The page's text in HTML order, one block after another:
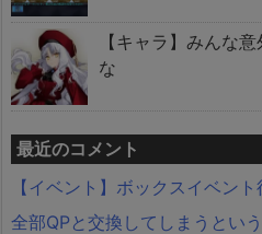
【キャラ】みんな
な
最近のコメント
【イベント】ボックスイベン
全部QPと交換してしまうとい